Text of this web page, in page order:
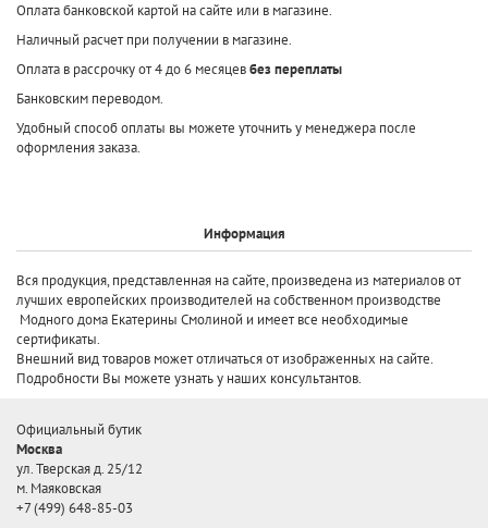
Оплата банковской картой на сайте или в магазине.
Наличный расчет при получении в магазине.
Оплата в рассрочку от 4 до 6 месяцевбез переплаты
Банковским переводом.
Удобный способ оплаты вы можете уточнить у менеджера после
оформления заказа.
Информация
Вся продукция, представленная на сайте, произведена из материалов от
лучших европейских производителей на собственном производстве
Модного дома Екатерины Смолиной и имеет все необходимые
сертификаты.
Внешний вид товаров может отличаться от изображенных на сайте.
Подробности Вы можете узнать у наших консультантов.
Официальный бутик
Москва
ул. Тверская д. 25/12
м. Маяковская
+7 (499) 648-85-03